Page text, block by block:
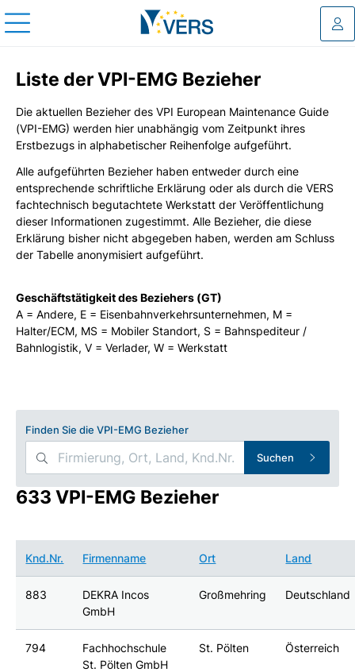
Liste der VPI-EMG Bezieher
Die aktuellen Bezieher des VPI European Maintenance Guide
(VPI-EMG) werden hier unabhängig vom Zeitpunkt ihres
Erstbezugs in alphabetischer Reihenfolge aufgeführt.
Alle aufgeführten Bezieher haben entweder durch eine
entsprechende schriftliche Erklärung oder als durch die VERS
fachtechnisch begutachtete Werkstatt der Veröffentlichung
dieser Informationen zugestimmt. Alle Bezieher, die diese
Erklärung bisher nicht abgegeben haben, werden am Schluss
der Tabelle anonymisiert aufgeführt.
Geschäftstätigkeit des Beziehers (GT)
A = Andere, E = Eisenbahnverkehrsunternehmen, M =
Halter/ECM, MS = Mobiler Standort, S = Bahnspediteur /
Bahnlogistik, V = Verlader, W = Werkstatt
Finden Sie die VPI-EMG Bezieher
Suchen
633 VPI-EMG Bezieher
Knd.Nr. Firmenname Ort Land
883
DEKRA Incos
GmbH
Großmehring Deutschland
794
Fachhochschule
St. Pölten GmbH
St. Pölten Österreich